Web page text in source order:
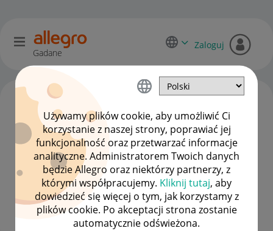
Używamy plików cookie, aby umożliwić Ci
korzystanie z naszej strony, poprawiać jej
funkcjonalność oraz przetwarzać informacje
analityczne. Administratorem Twoich danych
będzie Allegro oraz niektórzy partnerzy, z
którymi współpracujemy. Kliknij tutaj, aby
dowiedzieć się więcej o tym, jak korzystamy z
plików cookie. Po akceptacji strona zostanie
automatycznie odświeżona.
Gadane
Zaloguj
Client:103479897
#7 Wielbiciel